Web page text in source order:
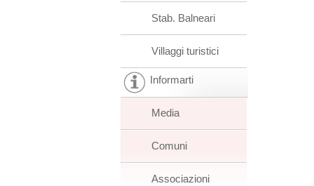
Stab. Balneari
Villaggi turistici
Informarti
Media
Comuni
Associazioni